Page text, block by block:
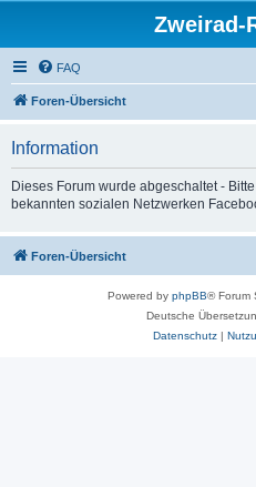
Zweirad-
FAQ
Foren-Übersicht
Information
Dieses Forum wurde abgeschaltet -
bekannten sozialen Netzwerken
Foren-Übersicht
Powered by phpBB® Forum
Deutsche
Datenschutz|